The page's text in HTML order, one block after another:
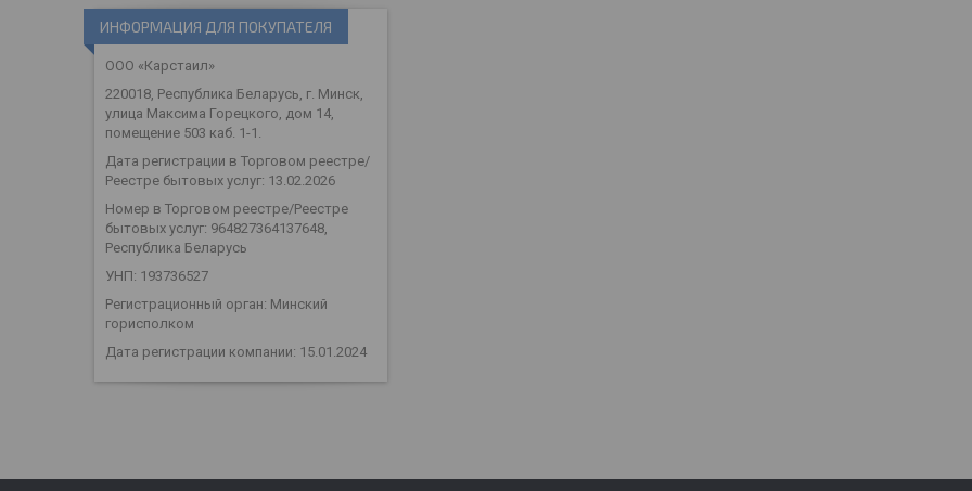
ИНФОРМАЦИЯ ДЛЯ ПОКУПАТЕЛЯ
ООО «Карстаил»
220018, Республика Беларусь, г. Минск,
улица Максима Горецкого, дом 14,
помещение 503 каб. 1-1.
Дата регистрации в Торговом реестре/
Реестре бытовых услуг: 13.02.2026
Номер в Торговом реестре/Реестре
бытовых услуг: 964827364137648,
Республика Беларусь
УНП: 193736527
Регистрационный орган: Минский
горисполком
Дата регистрации компании: 15.01.2024